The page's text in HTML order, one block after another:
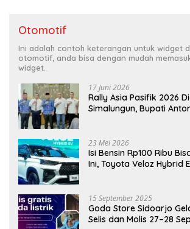
Otomotif
Ini adalah contoh keterangan untuk widget
otomotif, anda bisa dengan mudah
widget.
17 Juni 2026
Rally Asia Pasifik 2026
Simalungun, Bupati
23 Mei 2026
Isi Bensin Rp100 Ribu
Ini, Toyota Veloz Hybrid
15 September 2025
Goda Store Sidoarjo
Selis dan Molis 27–28